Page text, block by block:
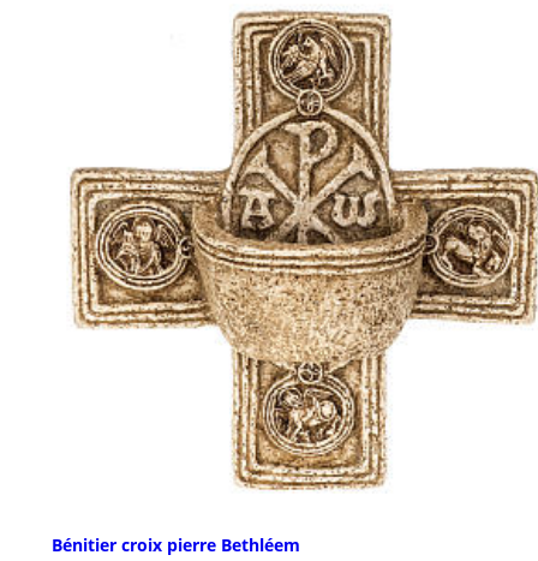
Bénitier croix pierre Bethléem